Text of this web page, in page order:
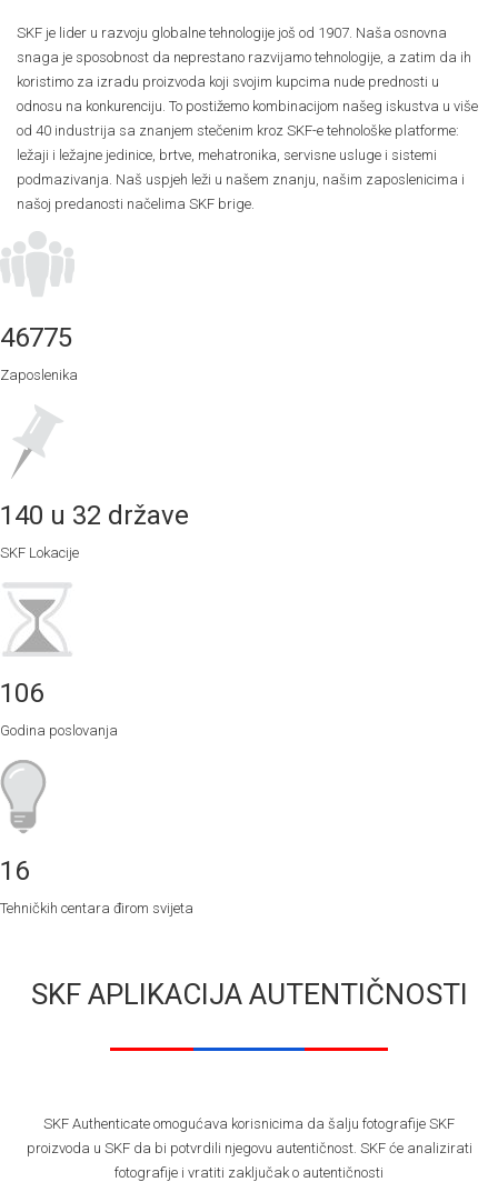
SKF je lider u razvoju globalne tehnologije još od 1907. Naša osnovna
snaga je sposobnost da neprestano razvijamo tehnologije, a zatim da ih
koristimo za izradu proizvoda koji svojim kupcima nude prednosti u
odnosu na konkurenciju. To postižemo kombinacijom našeg iskustva u više
od 40 industrija sa znanjem stečenim kroz SKF-e tehnološke platforme:
ležaji i ležajne jedinice, brtve, mehatronika, servisne usluge i sistemi
podmazivanja. Naš uspjeh leži u našem znanju, našim zaposlenicima i
našoj predanosti načelima SKF brige.
46775
Zaposlenika
140 u 32 države
SKF Lokacije
106
Godina poslovanja
16
Tehničkih centara đirom svijeta
SKF APLIKACIJA AUTENTIČNOSTI
SKF Authenticate omogućava korisnicima da šalju fotografije SKF
proizvoda u SKF da bi potvrdili njegovu autentičnost. SKF će analizirati
fotografije i vratiti zaključak o autentičnosti